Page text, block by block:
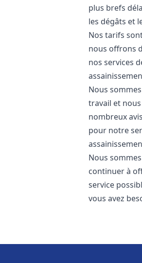
plus brefs
les dégâts et
Nos tarifs
nous offrons
nos services
Nous
travail et
nombreux
pour notre
Nous
continuer à
service
vous avez